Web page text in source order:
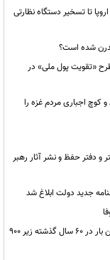
تا تسخیر دستگاه نظارتی
شده است؟
«تقویت پول ملی» در
کوچ اجباری مردم غزه را
و دفتر حفظ و نشر آثار رهبر
جدید دولت ابلاغ شد
سقوط تاریخی نرخ تولد در ایران؛ شمار نوزادان برای نخستین بار در ۶۰ سال گذشته زیر ۹۰۰